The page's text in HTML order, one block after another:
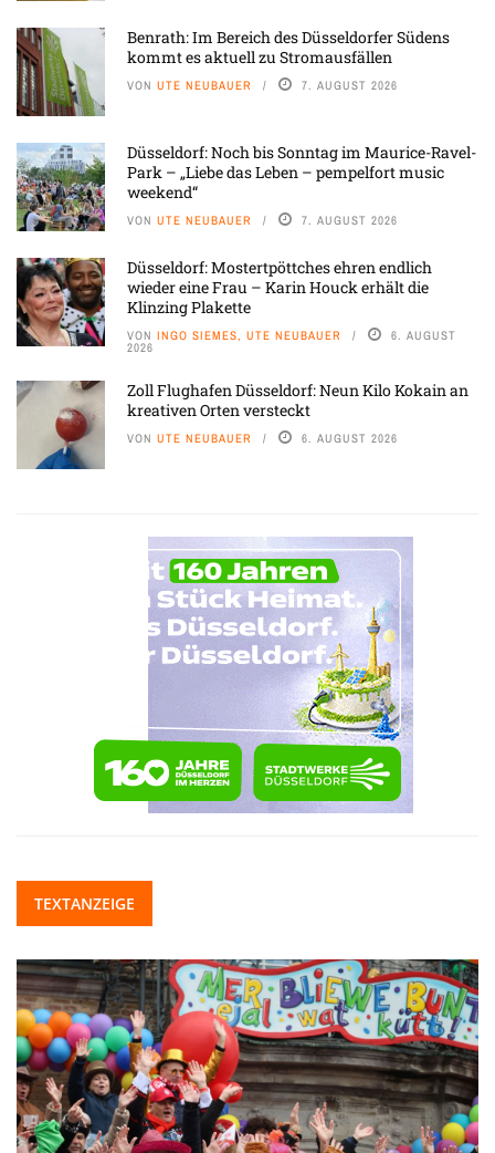
Benrath: Im Bereich des Düsseldorfer Südens
kommt es aktuell zu Stromausfällen
VON UTE NEUBAUER 7. AUGUST 2026
Düsseldorf: Noch bis Sonntag im Maurice-Ravel-
Park – „Liebe das Leben – pempelfort music
weekend“
VON UTE NEUBAUER 7. AUGUST 2026
Düsseldorf: Mostertpöttches ehren endlich
wieder eine Frau – Karin Houck erhält die
Klinzing Plakette
VON INGO SIEMES, UTE NEUBAUER 6. AUGUST
2026
Zoll Flughafen Düsseldorf: Neun Kilo Kokain an
kreativen Orten versteckt
VON UTE NEUBAUER 6. AUGUST 2026
TEXTANZEIGE